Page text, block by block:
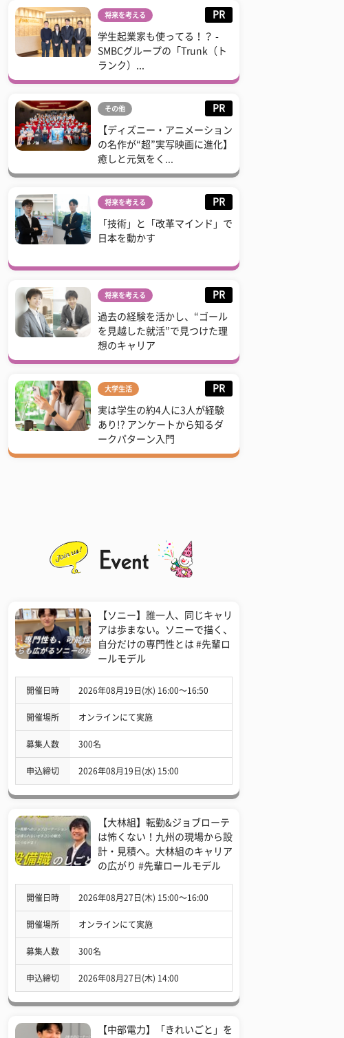
将来を考える PR
学生起業家も使ってる！？ -
SMBCグループの「Trunk（ト
ランク）...
その他 PR
【ディズニー・アニメーション
の名作が“超”実写映画に進化】
癒しと元気をく...
将来を考える PR
「技術」と「改革マインド」で
日本を動かす
将来を考える PR
過去の経験を活かし、“ゴール
を見越した就活”で見つけた理
想のキャリア
大学生活 PR
実は学生の約4人に3人が経験
あり!? アンケートから知るダ
ークパターン入門
【ソニー】誰一人、同じキャリ
アは歩まない。ソニーで描く、
自分だけの専門性とは #先輩ロ
ールモデル
開催日時 2026年08月19日(水) 16:00〜16:50
開催場所 オンラインにて実施
募集人数 300名
申込締切 2026年08月19日(水) 15:00
【大林組】転勤&ジョブローテ
は怖くない！九州の現場から設
計・見積へ。大林組のキャリア
の広がり #先輩ロールモデル
開催日時 2026年08月27日(木) 15:00〜16:00
開催場所 オンラインにて実施
募集人数 300名
申込締切 2026年08月27日(木) 14:00
【中部電力】「きれいごと」を